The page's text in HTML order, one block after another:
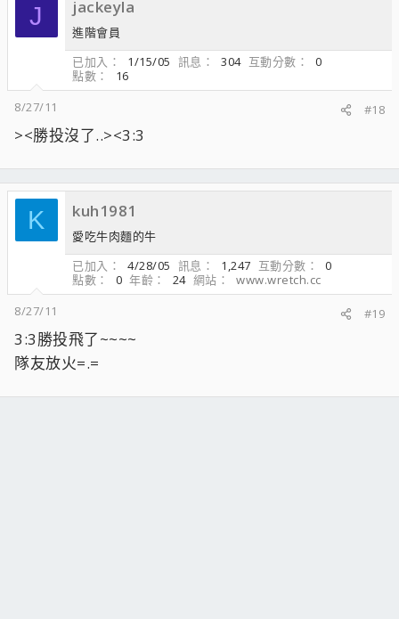
J jackeyla
進階會員
已加入
1/15/05 訊息 304 互動分數
0
點數
16
8/27/11
#18
><勝投沒了..><3:3
K kuh1981
愛吃牛肉麵的牛
已加入
4/28/05 訊息 1,247 互動分數
0
點數
0 年齡 24 網站
www.wretch.cc
8/27/11
#19
3:3勝投飛了~~~~
隊友放火=.=